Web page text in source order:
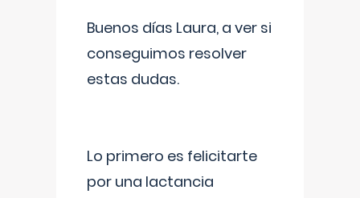
Buenos días Laura, a ver si
conseguimos resolver
estas dudas.
Lo primero es felicitarte
por una lactancia